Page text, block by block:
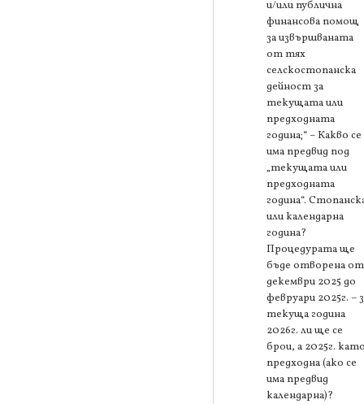
и/или публична
финансова помощ
за извършваната
от тях
селскостопанска
дейност за
текущата или
предходната
година;“ – Какво се
има предвид под
„текущата или
предходната
година“.
или календарна
година?
Процедурата ще
бъде отворена от
декември 2025 до
февруари 2025г. –
текуща година
2026г. ли ще се
брои, а 2025г.
предходна (ако се
има предвид
календарна)?